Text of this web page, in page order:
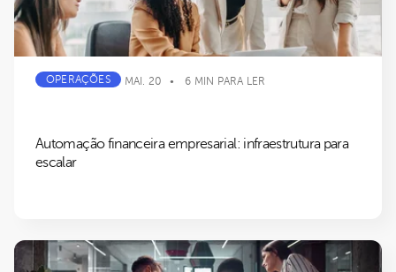
OPERAÇÕES MAI. 20 6 MIN PARA LER
Automação financeira empresarial: infraestrutura para
escalar